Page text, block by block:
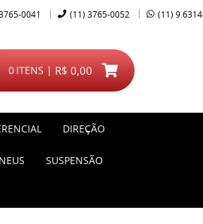
0041 (11) 3765-0052 (11)
ITENS
0 R$ 0,00
DIREÇÃO
SUSPENSÃO